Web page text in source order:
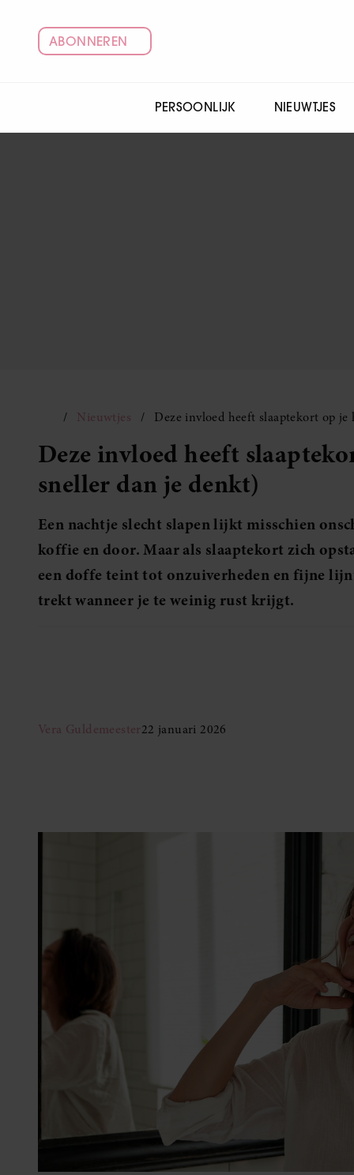
ABONNEREN
PERSOONLIJK NIEUWTJES
Nieuwtjes Deze invloed heeft slaaptekort op
Deze invloed heeft
sneller dan je denkt)
Een nachtje slecht slapen lijkt misschien
koffie en door. Maar als slaaptekort zich
een doffe teint tot onzuiverheden en fijne
trekt wanneer je te weinig rust krijgt.
Vera Guldemeester22 januari 2026